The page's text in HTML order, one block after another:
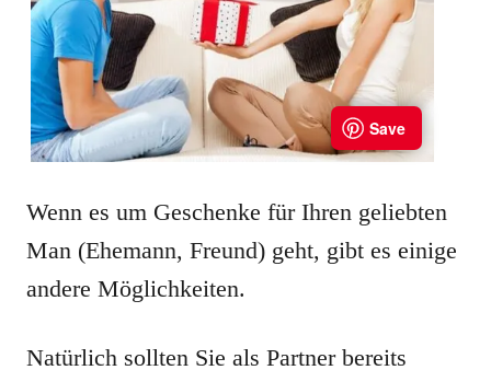
Wenn es um Geschenke für Ihren geliebten
Man (Ehemann, Freund) geht, gibt es einige
andere Möglichkeiten.
Natürlich sollten Sie als Partner bereits